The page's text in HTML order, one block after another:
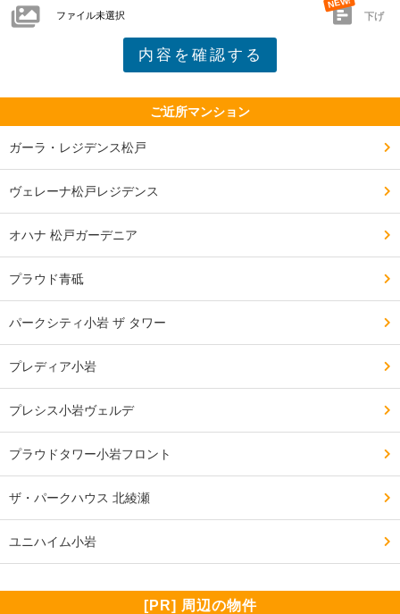
━━━━━━━━━━━━━━━━━━━
━━━━━━━━━━━━━━━━━━━
・常磐線千代田線直通なので、都心部へのアクセス良い
・南口側小岩までバス利用可能
・新三郷のコストコ、イケアなど車で30分以内行けます
・常磐線各停しかない
・21時以降JR本数若干減っています
・駅は狭いので結構混雑
治安・安全の面で良い点、残念な点
・駅前地域ちょっとズレていますので、人混みあまりな
性一人歩くても心配なし
ファイル未選択 下げ
ご近所マンション
ガーラ・レジデンス松戸
ヴェレーナ松戸レジデンス
オハナ 松戸ガーデニア
プラウド青砥
パークシティ小岩 ザ タワー
プレディア小岩
プレシス小岩ヴェルデ
プラウドタワー小岩フロント
ザ・パークハウス 北綾瀬
ユニハイム小岩
[PR] 周辺の物件